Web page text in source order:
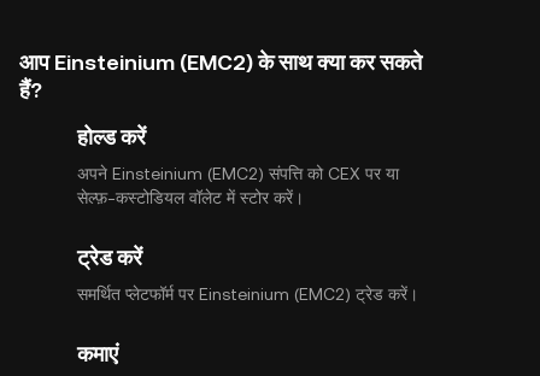
आप Einsteinium (EMC2) के साथ क्या कर सकते
हैं?
होल्ड करें
अपने Einsteinium (EMC2) संपत्ति को CEX पर या
सेल्फ़-कस्टोडियल वॉलेट में स्टोर करें।
ट्रेड करें
समर्थित प्लेटफॉर्म पर Einsteinium (EMC2) ट्रेड करें।
कमाएं